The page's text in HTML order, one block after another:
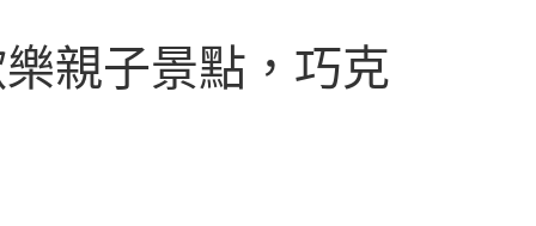
親子景點，巧克